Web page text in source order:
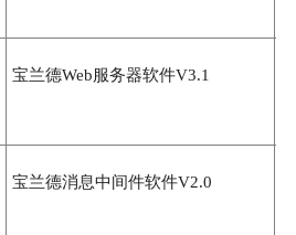
宝兰德Web服务器软件V3.1
宝兰德消息中间件软件V2.0